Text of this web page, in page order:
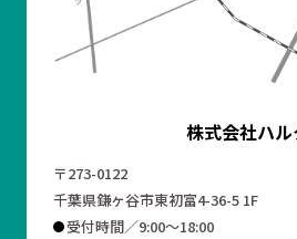
株式会社ハル
〒273-0122
千葉県鎌ヶ谷市東初富4-36-5 1F
受付時間／9:00～18:00